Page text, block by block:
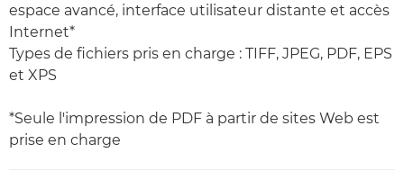
espace avancé, interface utilisateur distante et accès
Internet*
Types de fichiers pris en charge : TIFF, JPEG, PDF, EPS
et XPS
*Seule l'impression de PDF à partir de sites Web est
prise en charge